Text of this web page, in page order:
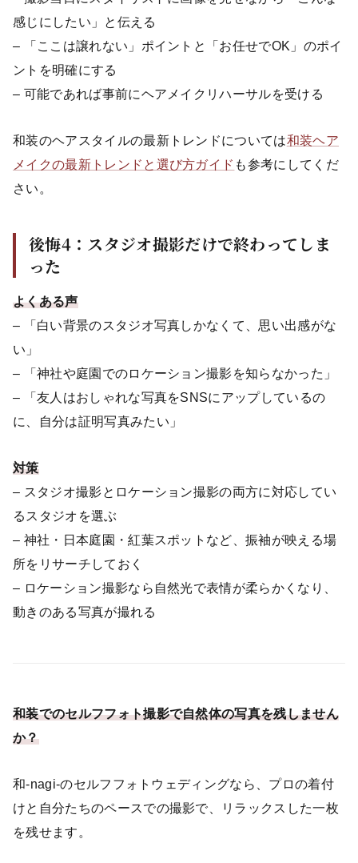
感じにしたい」と伝える
– 「ここは譲れない」ポイントと「お任せでOK」のポイ
ントを明確にする
– 可能であれば事前にヘアメイクリハーサルを受ける
和装のヘアスタイルの最新トレンドについては和装ヘア
メイクの最新トレンドと選び方ガイド も参考にしてくだ
さい。
後悔4：スタジオ撮影だけで終わってしま
った
よくある声
– 「白い背景のスタジオ写真しかなくて、思い出感がな
い」
– 「神社や庭園でのロケーション撮影を知らなかった」
– 「友人はおしゃれな写真をSNSにアップしているの
に、自分は証明写真みたい」
対策
– スタジオ撮影とロケーション撮影の両方に対応してい
るスタジオを選ぶ
– 神社・日本庭園・紅葉スポットなど、振袖が映える場
所をリサーチしておく
– ロケーション撮影なら自然光で表情が柔らかくなり、
動きのある写真が撮れる
和装でのセルフフォト撮影で自然体の写真を残しません
か？
和-nagi-のセルフフォトウェディングなら、プロの着付
けと自分たちのペースでの撮影で、リラックスした一枚
を残せます。